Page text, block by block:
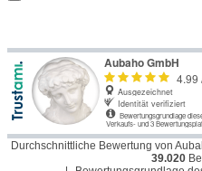
Durchschnittliche Bewertung von
39.020